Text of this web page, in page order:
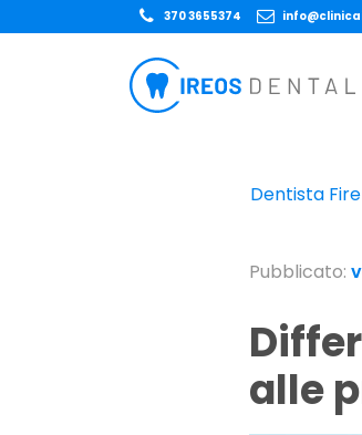
370 3655374
Dentista
Pubblicato:
Differenza tra protesi fissa e mobile, la guida
alle